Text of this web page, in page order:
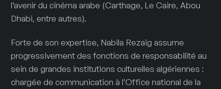
l’avenir du cinéma arabe (Carthage, Le Caire, Abou
Dhabi, entre autres).
Forte de son expertise, Nabila Rezaïg assume
progressivement des fonctions de responsabilité au
sein de grandes institutions culturelles algériennes :
chargée de communication à l’Office national de la